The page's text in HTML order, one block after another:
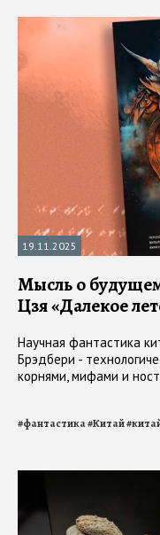
19.11.2025
Мысль о
Цзя «Далекое
Научная фантастика
Брэдбери -
корнями, мифами и
#фантастика#Китай#